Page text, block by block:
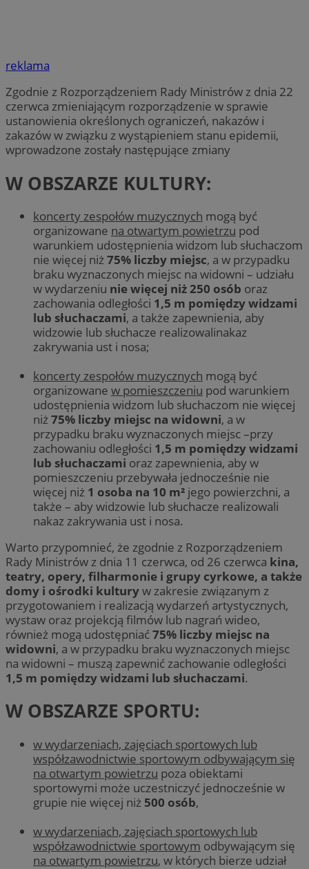
reklama
Zgodnie z Rozporządzeniem Rady Ministrów z dnia 22
czerwca zmieniającym rozporządzenie w sprawie
ustanowienia określonych ograniczeń, nakazów i
zakazów w związku z wystąpieniem stanu epidemii,
wprowadzone zostały następujące zmiany
W OBSZARZE KULTURY:
koncerty zespołów muzycznych mogą być
organizowane na otwartym powietrzu pod
warunkiem udostępnienia widzom lub słuchaczom
nie więcej niż75% liczby miejsc, a w przypadku
braku wyznaczonych miejsc na widowni – udziału
w wydarzeniu nie więcej niż 250 osób oraz
zachowania odległości 1,5 m pomiędzy widzami
lub słuchaczami, a także zapewnienia, aby
widzowie lub słuchacze realizowalinakaz
zakrywania ust i nosa;
koncerty zespołów muzycznych mogą być
organizowane w pomieszczeniu pod warunkiem
udostępnienia widzom lub słuchaczom nie więcej
niż75% liczby miejsc na widowni, a w
przypadku braku wyznaczonych miejsc –przy
zachowaniu odległości 1,5 m pomiędzy widzami
lub słuchaczami oraz zapewnienia, aby w
pomieszczeniu przebywała jednocześnie nie
więcej niż 1 osoba na 10 m² jego powierzchni, a
także – aby widzowie lub słuchacze realizowali
nakaz zakrywania ust i nosa.
Warto przypomnieć, że zgodnie z Rozporządzeniem
Rady Ministrów z dnia 11 czerwca, od 26 czerwca kina,
teatry, opery, filharmonie i grupy cyrkowe, a także
domy i ośrodki kulturyw zakresie związanym z
przygotowaniem i realizacją wydarzeń artystycznych,
wystaw oraz projekcją filmów lub nagrań wideo,
również mogą udostępniać75% liczby miejsc na
widowni, a w przypadku braku wyznaczonych miejsc
na widowni – muszą zapewnić zachowanie odległości
1,5 m pomiędzy widzami lub słuchaczami.
W OBSZARZE SPORTU:
w wydarzeniach, zajęciach sportowych lub
współzawodnictwie sportowym odbywającym się
na otwartym powietrzu poza obiektami
sportowymi może uczestniczyć jednocześnie w
grupie nie więcej niż 500 osób,
w wydarzeniach, zajęciach sportowych lub
współzawodnictwie sportowym odbywającym się
na otwartym powietrzu, w których bierze udział